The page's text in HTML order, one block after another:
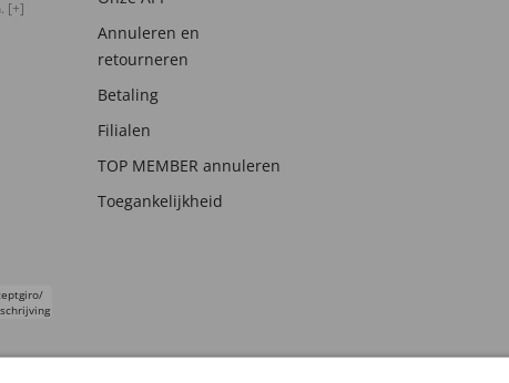
[+]
Annuleren en
retourneren
Betaling
Filialen
TOP MEMBER annuleren
Toegankelijkheid